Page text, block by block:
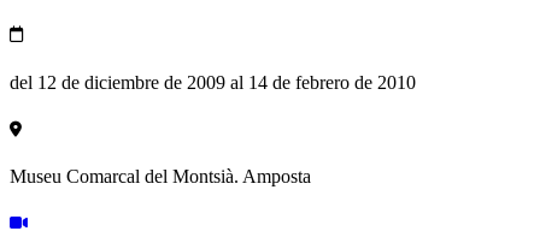
del 12 de diciembre de 2009 al 14 de febrero de 2010
Museu Comarcal del Montsià. Amposta